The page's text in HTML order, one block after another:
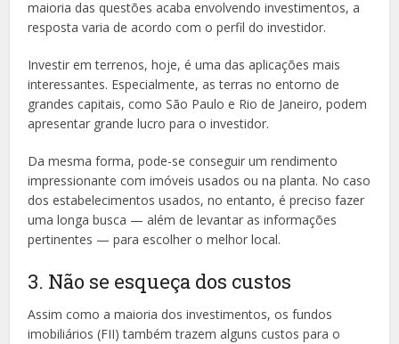
maioria das questões acaba envolvendo investimentos, a
resposta varia de acordo com o perfil do investidor.
Investir em terrenos, hoje, é uma das aplicações mais
interessantes. Especialmente, as terras no entorno de
grandes capitais, como São Paulo e Rio de Janeiro, podem
apresentar grande lucro para o investidor.
Da mesma forma, pode-se conseguir um rendimento
impressionante com imóveis usados ou na planta. No caso
dos estabelecimentos usados, no entanto, é preciso fazer
uma longa busca — além de levantar as informações
pertinentes — para escolher o melhor local.
3. Não se esqueça dos custos
Assim como a maioria dos investimentos, os fundos
imobiliários (FII) também trazem alguns custos para o